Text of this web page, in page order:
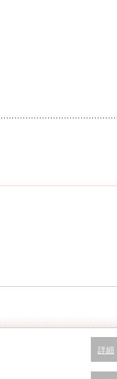
詳細